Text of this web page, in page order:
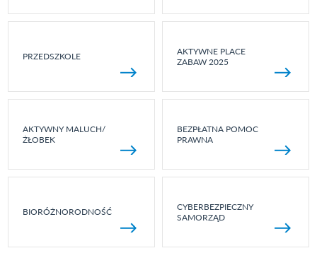
PRZEDSZKOLE
AKTYWNE PLACE
ZABAW 2025
AKTYWNY MALUCH/
ŻŁOBEK
BEZPŁATNA POMOC
PRAWNA
BIORÓŻNORODNOŚĆ
CYBERBEZPIECZNY
SAMORZĄD